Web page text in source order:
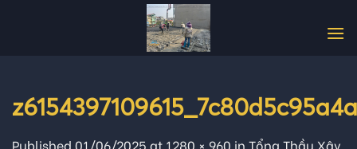
Published 01/06/2025 at 1280 × 960 in Tổng Thầu Xây